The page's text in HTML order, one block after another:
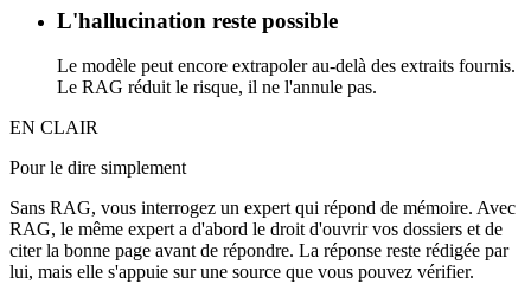
L'hallucination reste possible
Le modèle peut encore extrapoler au-delà des extraits fournis.
Le RAG réduit le risque, il ne l'annule pas.
EN CLAIR
Pour le dire simplement
Sans RAG, vous interrogez un expert qui répond de mémoire. Avec
RAG, le même expert a d'abord le droit d'ouvrir vos dossiers et de
citer la bonne page avant de répondre. La réponse reste rédigée par
lui, mais elle s'appuie sur une source que vous pouvez vérifier.